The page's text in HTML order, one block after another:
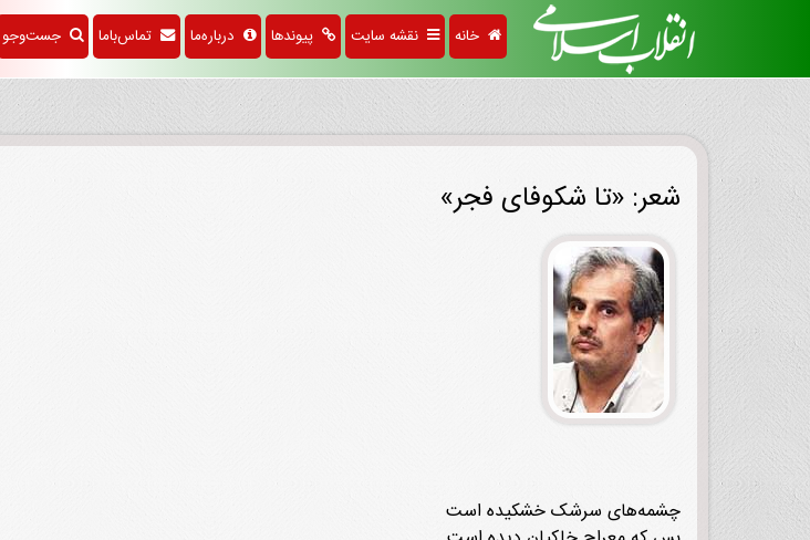
خانه نقشه سایت پیوندها درباره‌ما تماس‌باما جست‌وجو
شعر: «تا شکوفای فجر»
چشمه‌های سرشک خشکیده است